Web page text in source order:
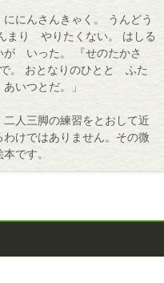
んさんきゃく。 うんどう
り やりたくない。 はしる
いった。 『せのたかさ
おとなりのひとと ふた
いつとだ。」
人三脚の練習をとおして近
けではありません。その微
です。